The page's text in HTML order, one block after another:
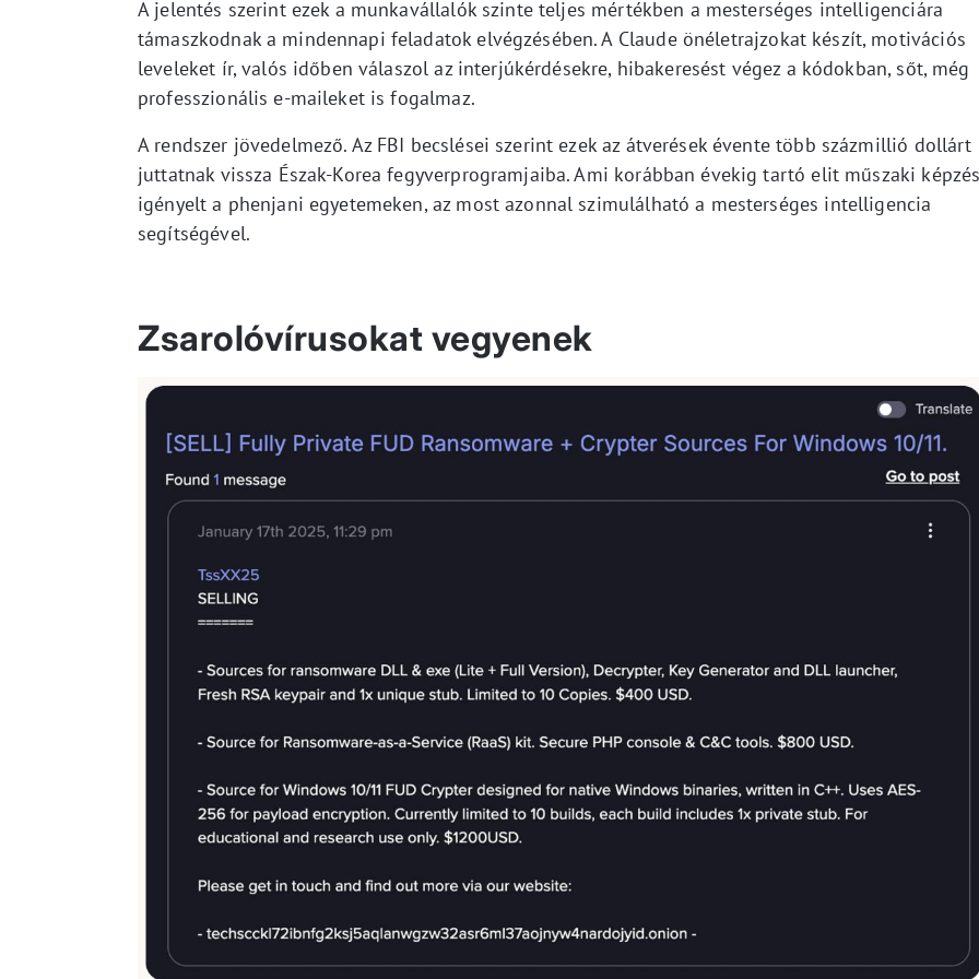
A jelentés szerint ezek a munkavállalók szinte teljes mértékben a mesterséges intelligenciára
támaszkodnak a mindennapi feladatok elvégzésében. A Claude önéletrajzokat készít, motivációs
leveleket ír, valós időben válaszol az interjúkérdésekre, hibakeresést végez a kódokban, sőt, még
professzionális e-maileket is fogalmaz.
A rendszer jövedelmező. Az FBI becslései szerint ezek az átverések évente több százmillió dollárt
juttatnak vissza Észak-Korea fegyverprogramjaiba. Ami korábban évekig tartó elit műszaki
igényelt a phenjani egyetemeken, az most azonnal szimulálható a mesterséges intelligencia
segítségével.
Zsarolóvírusokat vegyenek